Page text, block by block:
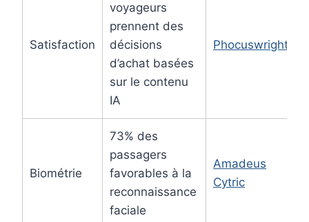
Satisfaction
voyageurs
prennent des
décisions
d’achat basées
sur le contenu
IA
Phocuswright
Biométrie
73% des
passagers
favorables à la
reconnaissance
faciale
Amadeus
Cytric